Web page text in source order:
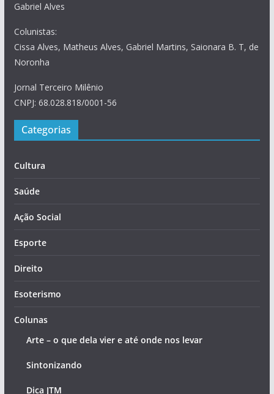
Gabriel Alves
Colunistas:
Cissa Alves, Matheus Alves, Gabriel Martins, Saionara B. T, de
Noronha
Jornal Terceiro Milênio
CNPJ: 68.028.818/0001-56
Categorias
Cultura
Saúde
Ação Social
Esporte
Direito
Esoterismo
Colunas
Arte – o que dela vier e até onde nos levar
Sintonizando
Dica JTM